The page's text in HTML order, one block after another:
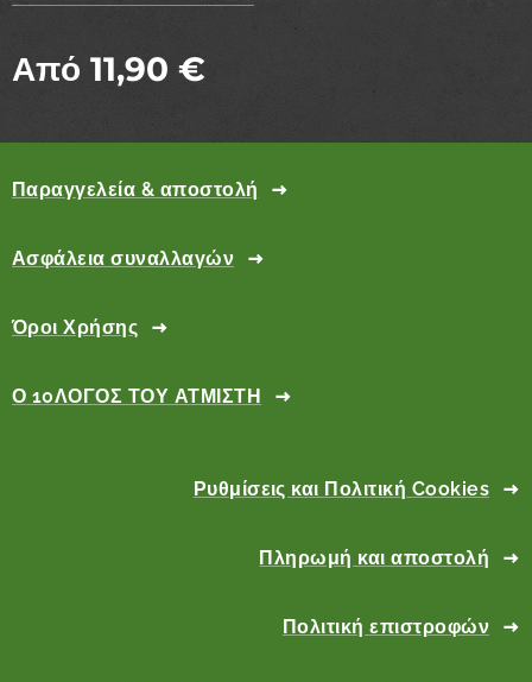
Από 11,90 €
Παραγγελεία & αποστολή
Ασφάλεια συναλλαγών
Όροι Χρήσης
Ο 10ΛΟΓΟΣ ΤΟΥ ΑΤΜΙΣΤΗ
Ρυθμίσεις και Πολιτική Cookies
Πληρωμή και αποστολή
Πολιτική επιστροφών